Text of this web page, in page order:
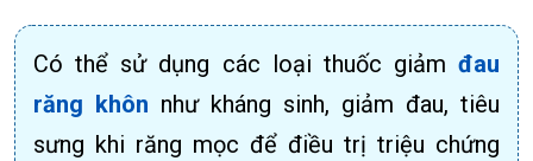
Có thể sử dụng các loại thuốc giảm đau
răng khôn như kháng sinh, giảm đau, tiêu
sưng khi răng mọc để điều trị triệu chứng